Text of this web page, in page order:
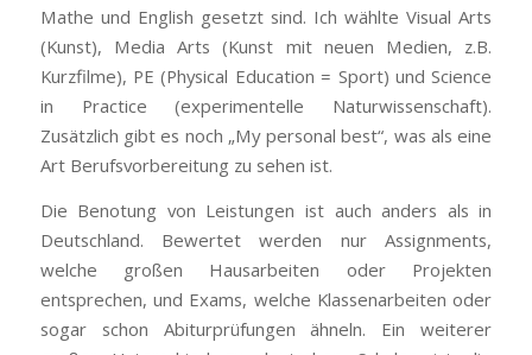
Mathe und English gesetzt sind. Ich wählte Visual Arts
(Kunst), Media Arts (Kunst mit neuen Medien, z.B.
Kurzfilme), PE (Physical Education = Sport) und Science
in Practice (experimentelle Naturwissenschaft).
Zusätzlich gibt es noch „My personal best“, was als eine
Art Berufsvorbereitung zu sehen ist.
Die Benotung von Leistungen ist auch anders als in
Deutschland. Bewertet werden nur Assignments,
welche großen Hausarbeiten oder Projekten
entsprechen, und Exams, welche Klassenarbeiten oder
sogar schon Abiturprüfungen ähneln. Ein weiterer